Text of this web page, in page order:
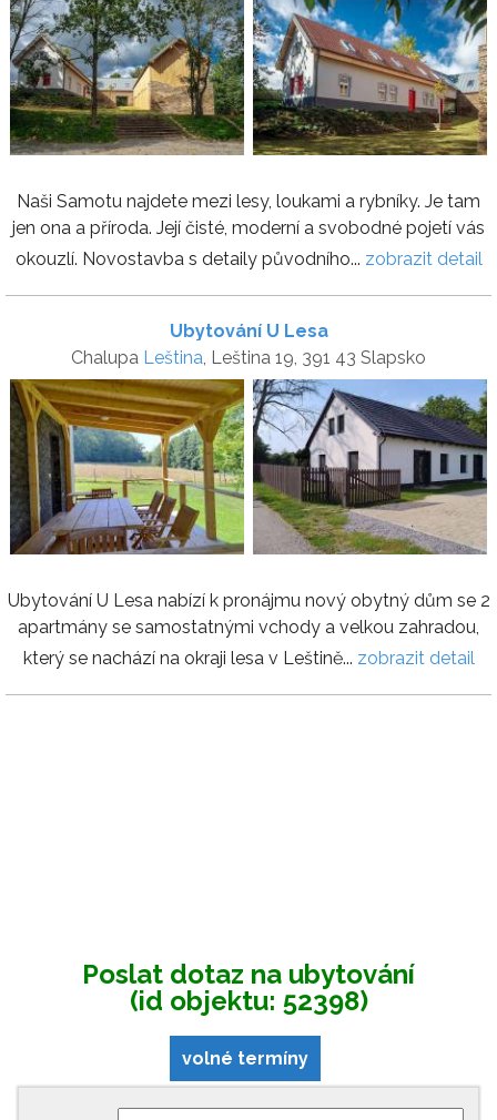
Naši Samotu najdete mezi lesy, loukami a rybníky. Je tam
jen ona a příroda. Její čisté, moderní a svobodné pojetí vás
okouzlí. Novostavba s detaily původního... zobrazit detail
Ubytování U Lesa
Chalupa Leština , Leština 19, 391 43 Slapsko
Ubytování U Lesa nabízí k pronájmu nový obytný dům se 2
apartmány se samostatnými vchody a velkou zahradou,
který se nachází na okraji lesa v Leštině... zobrazit detail
Poslat dotaz na ubytování
(id objektu: 52398)
volné termíny